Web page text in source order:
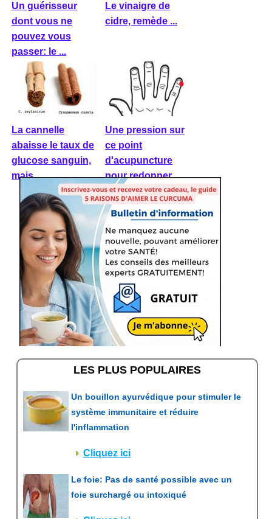
Un guérisseur
dont vous ne
pouvez vous
passer: le ...
Le vinaigre de
cidre, remède ...
La cannelle
abaisse le taux de
glucose sanguin,
mais ...
Une pression sur
ce point
d'acupuncture
pour redonner ...
LES PLUS POPULAIRES
Un bouillon ayurvédique pour stimuler le
système immunitaire et réduire
l'inflammation
Cliquez ici
Le foie: Pas de santé possible avec un
foie surchargé ou intoxiqué